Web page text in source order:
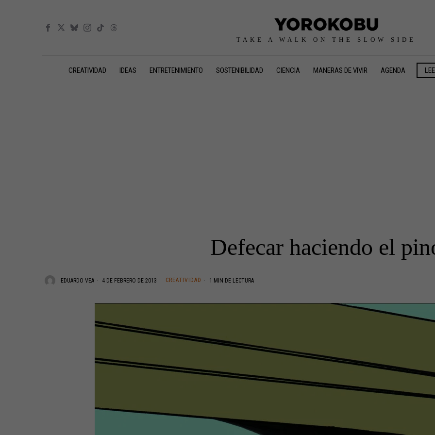
TAKE A WALK ON THE SLOW SIDE
CREATIVIDAD IDEAS ENTRETENIMIENTO SOSTENIBILIDAD CIENCIA MANERAS DE VIVIR AGENDA
Defecar haciendo el
EDUARDO VEA 4 DE FEBRERO DE 2013 CREATIVIDAD 1 MIN DE LECTURA